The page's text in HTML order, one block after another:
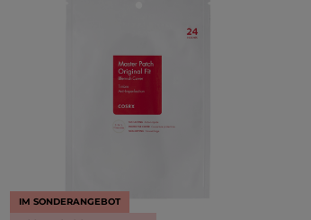
IM SONDERANGEBOT